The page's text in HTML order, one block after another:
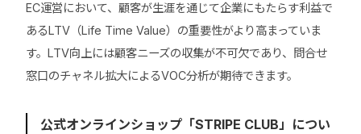
EC運営において、顧客が生涯を通じて企業にもたらす利益で
あるLTV（Life Time Value）の重要性がより高まっていま
す。LTV向上には顧客ニーズの収集が不可欠であり、問合せ
窓口のチャネル拡大によるVOC分析が期待できます。
公式オンラインショップ「STRIPE CLUB」につい